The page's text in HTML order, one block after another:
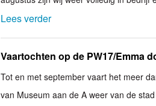
Lees verder
Vaartochten op de PW17/Emma
Tot en met september vaart het meer
van Museum aan de A weer van de